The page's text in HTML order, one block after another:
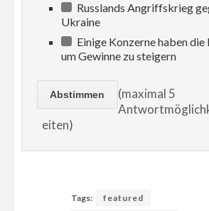
Russlands Angriffskrieg
Ukraine
Einige Konzerne haben
um Gewinne zu steigern
(maximal 5
eiten)
Tags:
featured